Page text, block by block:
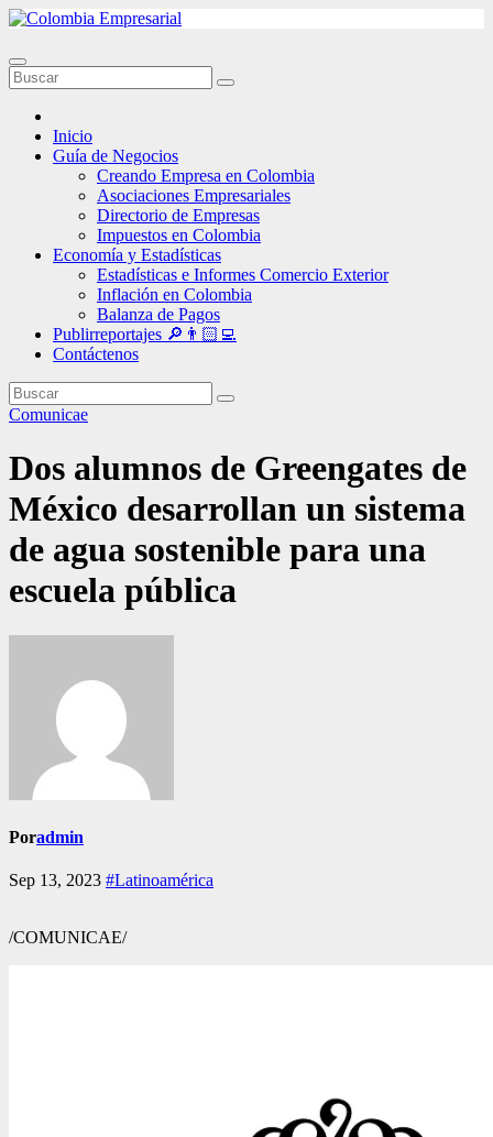
Ir
contenido
Inicio
Guía de Negocios
Creando Empresa en Colombia
Asociaciones Empresariales
Directorio de Empresas
Impuestos en Colombia
Economía y Estadísticas
Estadísticas e Informes Comercio Exterior
Inflación en Colombia
Balanza de Pagos
Publirreportajes 🔎👨🏻‍💻
Contáctenos
Comunicae
Dos alumnos de Greengates de
México desarrollan un sistema
de agua sostenible para una
escuela pública
Poradmin
Sep 13, 2023 #Latinoamérica
/COMUNICAE/